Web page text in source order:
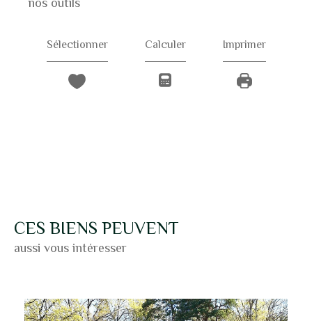
nos outils
Sélectionner Calculer Imprimer
CES BIENS PEUVENT
aussi vous intéresser